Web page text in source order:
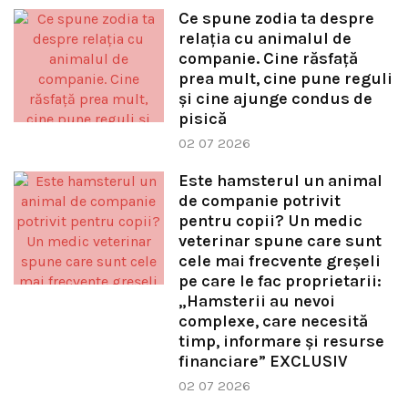
Ce spune zodia ta despre
relația cu animalul de
companie. Cine răsfață
prea mult, cine pune reguli
și cine ajunge condus de
pisică
02 07 2026
Este hamsterul un animal
de companie potrivit
pentru copii? Un medic
veterinar spune care sunt
cele mai frecvente greșeli
pe care le fac proprietarii:
„Hamsterii au nevoi
complexe, care necesită
timp, informare și resurse
financiare” EXCLUSIV
02 07 2026